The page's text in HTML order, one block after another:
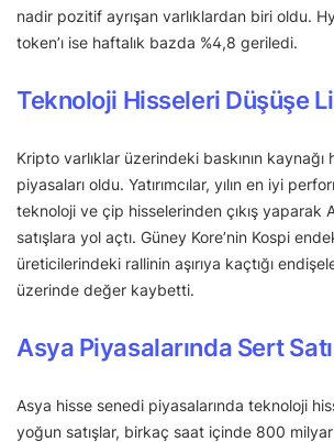
nadir pozitif ayrışan varlıklardan biri oldu.
token’ı ise haftalık bazda %4,8 geriledi.
Teknoloji Hisseleri Düşüşe
Kripto varlıklar üzerindeki baskının kaynağı
piyasaları oldu. Yatırımcılar, yılın en iyi
teknoloji ve çip hisselerinden çıkış yaparak
satışlara yol açtı. Güney Kore’nin Kospi
üreticilerindeki rallinin aşırıya kaçtığı
üzerinde değer kaybetti.
Asya Piyasalarında Sert
Asya hisse senedi piyasalarında teknoloji
yoğun satışlar, birkaç saat içinde 800